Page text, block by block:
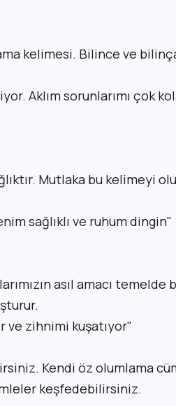
kelimesi. Bilince ve
Aklım sorunlarımı çok
Mutlaka bu kelimeyi
sağlıklı ve ruhum dingin"
asıl amacı temelde
ve zihnimi kuşatıyor"
Kendi öz olumlama
keşfedebilirsiniz.